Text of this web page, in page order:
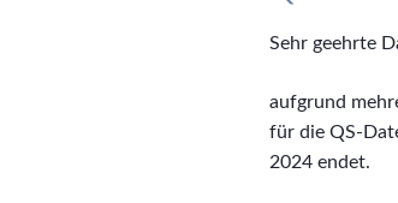
Sehr geehrte
aufgrund
für die QS-
2024 endet.